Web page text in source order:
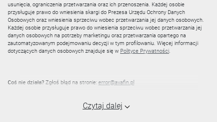
usunięcia, ograniczenia przetwarzania oraz ich przenoszenia. Każdej osobie
przysługuje prawo do wniesienia skargi do Prezesa Urzędu Ochrony Danych
Osobowych oraz wniesienia sprzeciwu wobec przetwarzania jej danych osobowych.
Każdej osobie przysługuje prawo do wniesienia sprzeciwu wobec przetwarzania jej
danych osobowych na potrzeby marketingu oraz przetwarzania opartego na
zautomatyzowanym podejmowaniu decyzji w tym profilowaniu. Więcej informacji
dotyczących danych osobowych znajduje się w Polityce Prywatności.
Coś nie działa? Zgłoś błąd na stronie: error@avafin.pl
Czytaj dalej